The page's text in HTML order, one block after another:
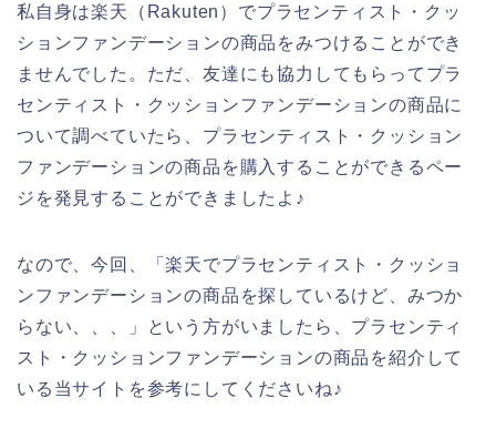
私自身は楽天（Rakuten）でプラセンティスト・クッ
ションファンデーションの商品をみつけることができ
ませんでした。ただ、友達にも協力してもらってプラ
センティスト・クッションファンデーションの商品に
ついて調べていたら、プラセンティスト・クッション
ファンデーションの商品を購入することができるペー
ジを発見することができましたよ♪
なので、今回、「楽天でプラセンティスト・クッショ
ンファンデーションの商品を探しているけど、みつか
らない、、、」という方がいましたら、プラセンティ
スト・クッションファンデーションの商品を紹介して
いる当サイトを参考にしてくださいね♪